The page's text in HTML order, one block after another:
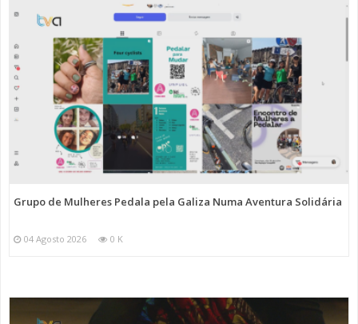
Grupo de Mulheres Pedala pela Galiza Numa Aventura Solidária
04 Agosto 2026 0 K